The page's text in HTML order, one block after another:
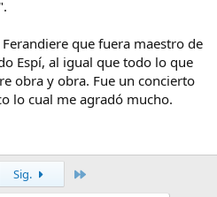
que fuera maestro de
Espí, al igual que todo lo que
obra y obra. Fue un concierto
lo cual me agradó mucho.
Sig.